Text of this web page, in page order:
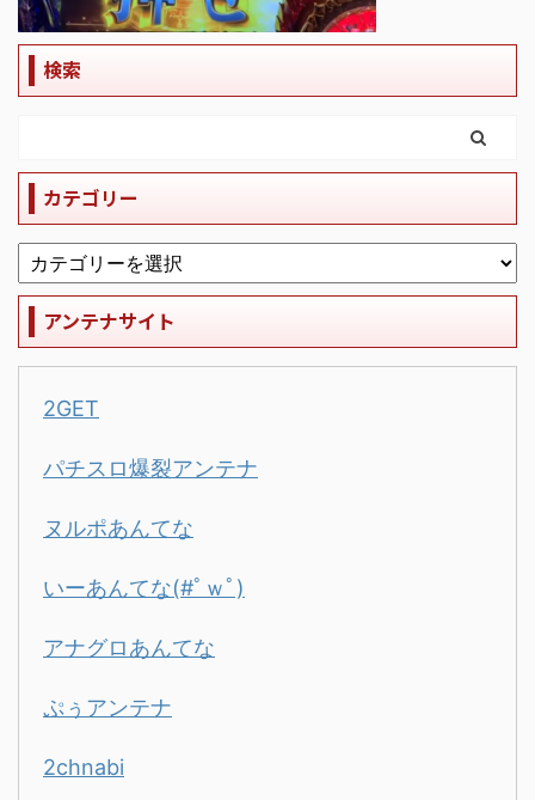
検索
カテゴリー
アンテナサイト
2GET
パチスロ爆裂アンテナ
ヌルポあんてな
いーあんてな(#ﾟｗﾟ)
アナグロあんてな
ぷぅアンテナ
2chnabi